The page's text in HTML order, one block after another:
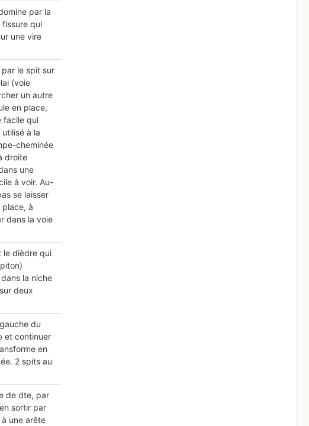
par la
qui
une vire
le spit sur
(voie
un autre
en place,
facile qui
à la
cheminée
droite
une
à voir. Au-
se laisser
place, à
dans la voie
le dièdre qui
la niche
deux
du
et continuer
en
2 spits au
de dte, par
sortir par
une arête